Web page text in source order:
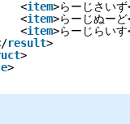
<item>らーじさい
<item>らーじぬー
<item>らーじらい
result>
>
>